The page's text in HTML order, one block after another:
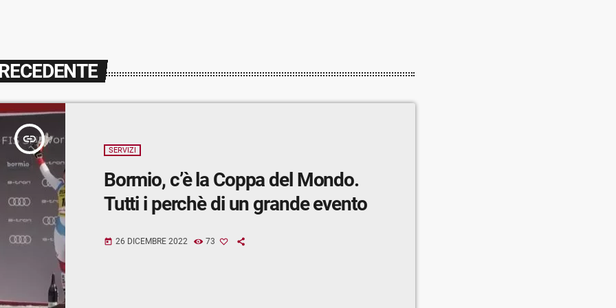
insert_link
SERVIZI
Bormio, c’è la Coppa del Mondo.
Tutti i perchè di un grande evento
today 26 DICEMBRE 2022 73